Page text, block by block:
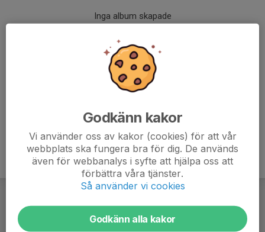
Inga album skapade
Godkänn kakor
Vi använder oss av kakor (cookies) för att vår
webbplats ska fungera bra för dig. De används
även för webbanalys i syfte att hjälpa oss att
förbättra våra tjänster.
Så använder vi cookies
Godkänn alla kakor